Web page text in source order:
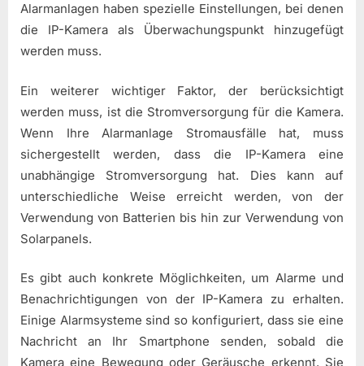
Alarmanlagen haben spezielle Einstellungen, bei denen
die IP-Kamera als Überwachungspunkt hinzugefügt
werden muss.
Ein weiterer wichtiger Faktor, der berücksichtigt
werden muss, ist die Stromversorgung für die Kamera.
Wenn Ihre Alarmanlage Stromausfälle hat, muss
sichergestellt werden, dass die IP-Kamera eine
unabhängige Stromversorgung hat. Dies kann auf
unterschiedliche Weise erreicht werden, von der
Verwendung von Batterien bis hin zur Verwendung von
Solarpanels.
Es gibt auch konkrete Möglichkeiten, um Alarme und
Benachrichtigungen von der IP-Kamera zu erhalten.
Einige Alarmsysteme sind so konfiguriert, dass sie eine
Nachricht an Ihr Smartphone senden, sobald die
Kamera eine Bewegung oder Geräusche erkennt. Sie